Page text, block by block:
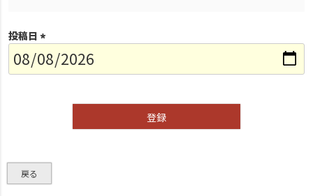
投稿日
(
必
登録
戻る